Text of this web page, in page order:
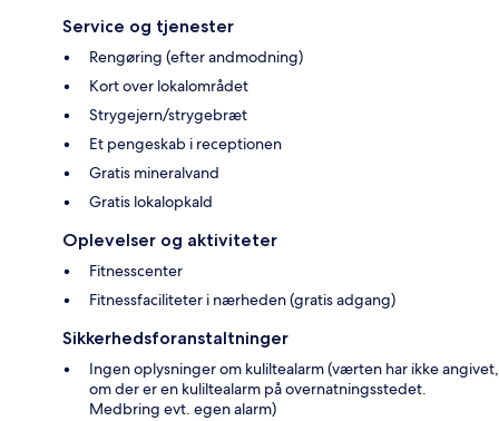
Service og tjenester
Rengøring (efter andmodning)
Kort over lokalområdet
Strygejern/strygebræt
Et pengeskab i receptionen
Gratis mineralvand
Gratis lokalopkald
Oplevelser og aktiviteter
Fitnesscenter
Fitnessfaciliteter i nærheden (gratis adgang)
Sikkerhedsforanstaltninger
Ingen oplysninger om kuliltealarm (værten har ikke angivet,
om der er en kuliltealarm på overnatningsstedet.
Medbring evt. egen alarm)